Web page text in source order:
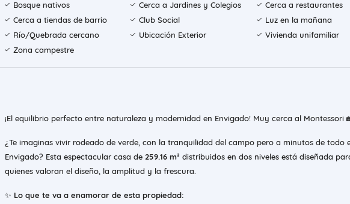
Bosque nativos
Cerca a Jardines y Colegios
Cerca a restaurantes
Cerca a tiendas de barrio
Club Social
Luz en la mañana
Río/Quebrada cercano
Ubicación Exterior
Vivienda unifamiliar
Zona campestre
¡El equilibrio perfecto entre naturaleza y modernidad en Envigado! Muy cerca al Montessori
¿Te imaginas vivir rodeado de verde, con la tranquilidad del campo pero a minutos de todo
Envigado? Esta espectacular casa de 259.16 m² distribuidos en dos niveles está diseñada
quienes valoran el diseño, la amplitud y la frescura.
✨ Lo que te va a enamorar de esta propiedad: